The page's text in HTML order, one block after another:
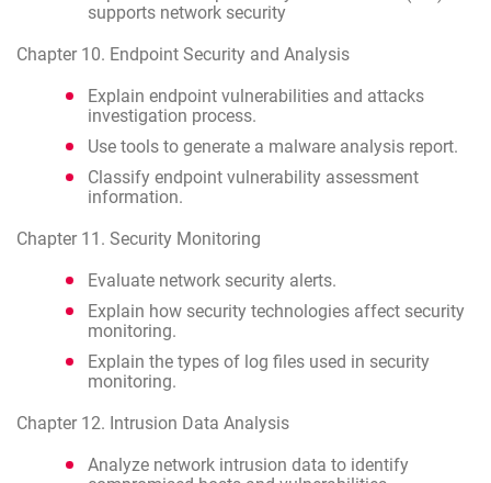
supports network security
Chapter 10. Endpoint Security and Analysis
Explain endpoint vulnerabilities and attacks
investigation process.
Use tools to generate a malware analysis report.
Classify endpoint vulnerability assessment
information.
Chapter 11. Security Monitoring
Evaluate network security alerts.
Explain how security technologies affect security
monitoring.
Explain the types of log files used in security
monitoring.
Chapter 12. Intrusion Data Analysis
Analyze network intrusion data to identify